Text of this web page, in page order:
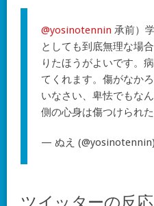
@yosinotennin 承前）
としても到底無理な場
りたほうがよいです。
てくれます。傷がなか
いなさい、卑怯でもな
側の心身は傷つけられ
— ぬえ (@yosinotennin)